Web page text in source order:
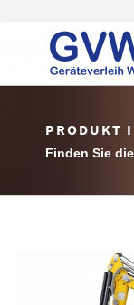
PRODUKT
Finden Sie